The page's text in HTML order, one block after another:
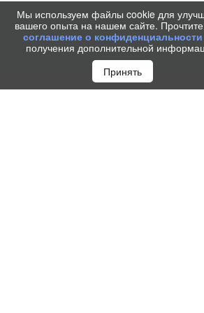
Мы используем файлы cookie для
вашего опыта на нашем сайте.
соглашение о конфиденциальности
получения дополнительной
Принять